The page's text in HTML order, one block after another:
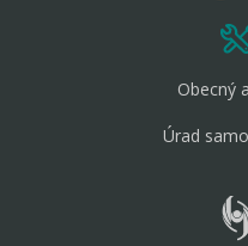
Obecný
Úrad